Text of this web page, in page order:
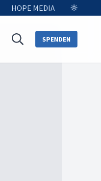
HOPE MEDIA
SPENDEN